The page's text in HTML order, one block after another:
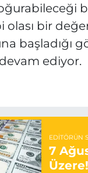
olası bir
başladığı
ediyor.
EDITÖRÜN
7
Üzere!